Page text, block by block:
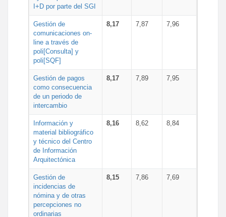
I+D por parte del SGI
Gestión de
comunicaciones on-
line a través de
poli[Consulta] y
poli[SQF]
8,17 7,87 7,96
Gestión de pagos
como consecuencia
de un periodo de
intercambio
8,17 7,89 7,95
Información y
material bibliográfico
y técnico del Centro
de Información
Arquitectónica
8,16 8,62 8,84
Gestión de
incidencias de
nómina y de otras
percepciones no
ordinarias
8,15 7,86 7,69